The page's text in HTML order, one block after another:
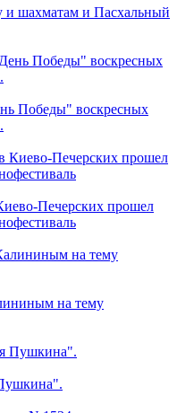
и шахматам и Пасхальный
Победы" воскресных
Печерских прошел
на тему